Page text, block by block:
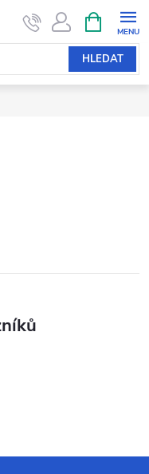
HLEDAT
NÁKUPNÍ
KOŠÍK